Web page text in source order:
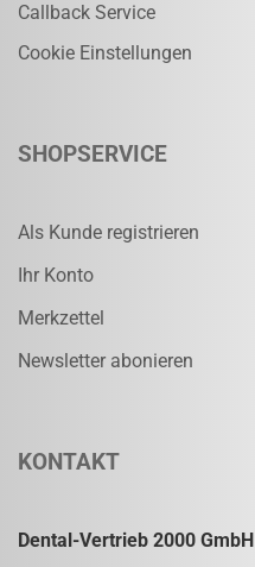
Callback Service
Cookie Einstellungen
SHOPSERVICE
Als Kunde registrieren
Ihr Konto
Merkzettel
Newsletter abonieren
KONTAKT
Dental-Vertrieb 2000 GmbH